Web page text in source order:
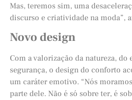
Mas, teremos sim, uma
discurso e criatividade na moda”,
Novo design
Com a valorização da natureza, do
segurança, o design do conforto
um caráter emotivo. “Nós
parte dele. Não é só sobre ter, é